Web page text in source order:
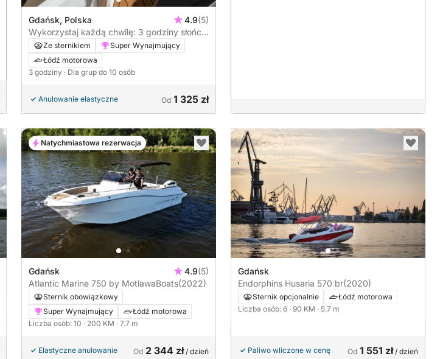
Gdańsk, Polska 4.9(5)
Wykorzystaj każdą chwilę: 3 godziny słońca
w okolicach Gdańska na motorówce
Ze sternikiem
Super Wynajmujący
Łódź motorowa
3 godziny · Dla grup do 10 osób
Anulowanie elastyczne Od 1 325 zł
Gdańsk 4.9(5)
Atlantic Marine 750 by MotlawaBoats(2022)
Sternik obowiązkowy
Super Wynajmujący
Łódź motorowa
Liczba osób: 10 · 200 KM · 7.7 m
Elastyczne anulowanie Od 2 344 zł/ dzień
Natychmiastowa rezerwacja
Gdańsk
Endorphins Husaria 570 br(2020)
Sternik opcjonalnie
Łódź motorowa
Liczba osób: 6 · 90 KM · 5.7 m
Paliwo wliczone w cenę Od 1 551 zł/ dzień